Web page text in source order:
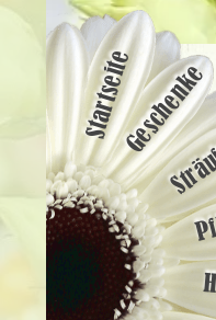
StartseiteGeschenke